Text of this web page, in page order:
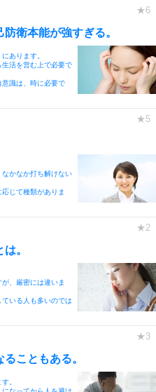
衛本能が強すぎる。
あります。
活を営む上で必要で
意識は、時に必要で
かなか打ち解けない
じて種類がありま
。
、厳密には違いま
いる人も多いのでは
こともある。
。